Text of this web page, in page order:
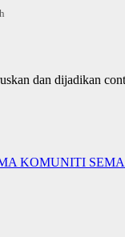
dan dijadikan
KOMUNITI